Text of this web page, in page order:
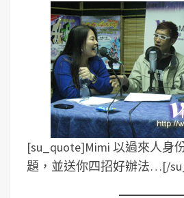
[su_quote]Mimi 以過來人身
題，並送你四招好辦法…[/